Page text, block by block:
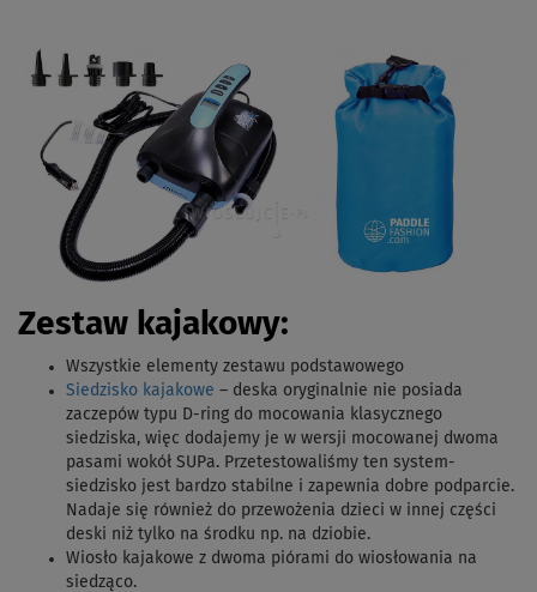
Zestaw kajakowy:
Wszystkie elementy zestawu podstawowego
Siedzisko kajakowe – deska oryginalnie nie posiada
zaczepów typu D-ring do mocowania klasycznego
siedziska, więc dodajemy je w wersji mocowanej dwoma
pasami wokół SUPa. Przetestowaliśmy ten system-
siedzisko jest bardzo stabilne i zapewnia dobre podparcie.
Nadaje się również do przewożenia dzieci w innej części
deski niż tylko na środku np. na dziobie.
Wiosło kajakowe z dwoma piórami do wiosłowania na
siedząco.